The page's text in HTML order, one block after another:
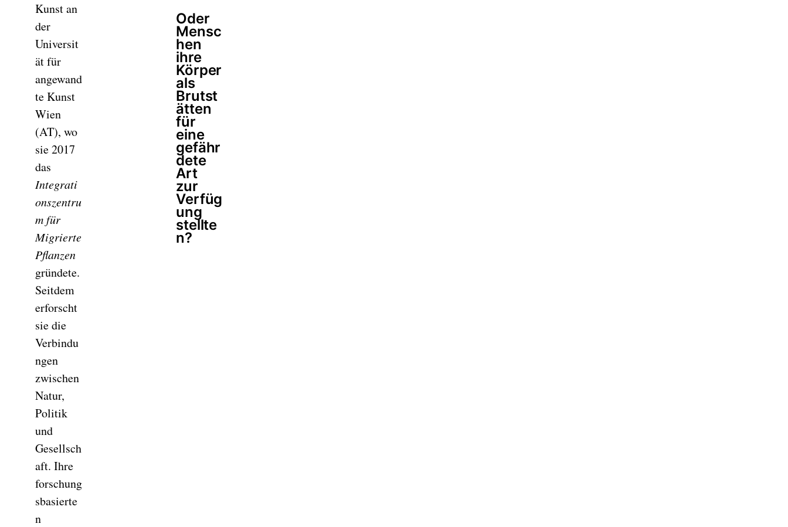
Kunst an
der
Universit
ät für
angewand
te Kunst
Wien
(AT), wo
sie 2017
das
Integrati
onszentru
m für
Migrierte
Pflanzen
gründete.
Seitdem
erforscht
sie die
Verbindu
ngen
zwischen
Natur,
Politik
und
Gesellsch
aft. Ihre
forschung
sbasierte
n
Oder
Mensc
hen
ihre
Körper
als
Brutst
ätten
für
eine
gefähr
dete
Art
zur
Verfüg
ung
stellte
n?